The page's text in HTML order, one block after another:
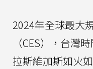
2024年全球最大
（CES），台灣
拉斯維加斯如火